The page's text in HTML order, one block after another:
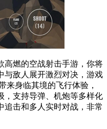
高燃的空战射击手游，你将
与敌人展开激烈对决，游戏
来身临其境的飞行体验，
，支持导弹、机炮等多样化
追击和多人实时对战，非常